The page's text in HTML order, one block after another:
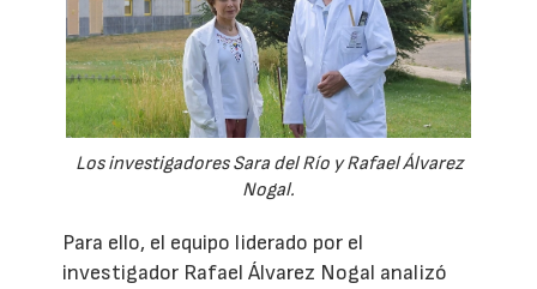
Los investigadores Sara del Río y Rafael Álvarez
Nogal.
Para ello, el equipo liderado por el
investigador Rafael Álvarez Nogal analizó